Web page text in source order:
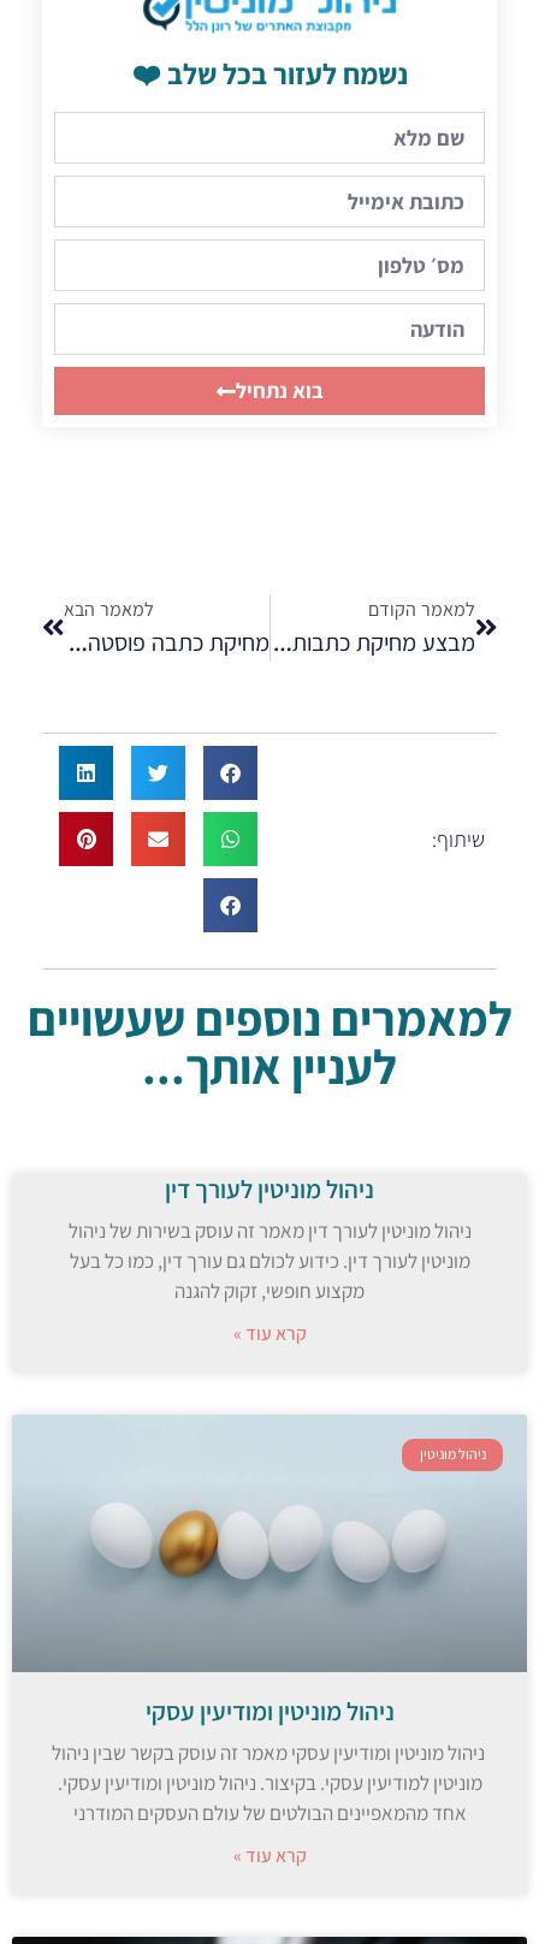
נשמח לעזור בכל שלב ❤️
בוא נתחיל
למאמר הקודם
מבצע מחיקת כתבות מהרשת
למאמר הבא
מחיקת כתבה פוסטה Posta
שיתוף:
למאמרים נוספים שעשויים
לעניין אותך...
ניהול מוניטין לעורך דין
ניהול מוניטין לעורך דין מאמר זה עוסק בשירות של ניהול
מוניטין לעורך דין. כידוע לכולם גם עורך דין, כמו כל בעל
מקצוע חופשי, זקוק להגנה
קרא עוד »
ניהול מוניטין
ניהול מוניטין ומודיעין עסקי
ניהול מוניטין ומודיעין עסקי מאמר זה עוסק בקשר שבין ניהול
מוניטין למודיעין עסקי. בקיצור. ניהול מוניטין ומודיעין עסקי.
אחד מהמאפיינים הבולטים של עולם העסקים המודרני
קרא עוד »